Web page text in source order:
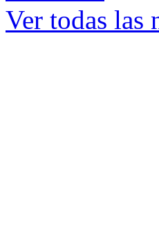
Ver todas las